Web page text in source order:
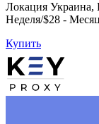
Локация Украина,
Неделя/$28 - Месяц
Купить